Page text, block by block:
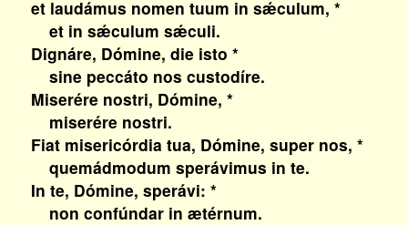
et laudámus nomen tuum in sǽculum, *
et in sǽculum sǽculi.
Dignáre, Dómine, die isto *
sine peccáto nos custodíre.
Miserére nostri, Dómine, *
miserére nostri.
Fiat misericórdia tua, Dómine, super nos, *
quemádmodum sperávimus in te.
In te, Dómine, sperávi: *
non confúndar in ætérnum.